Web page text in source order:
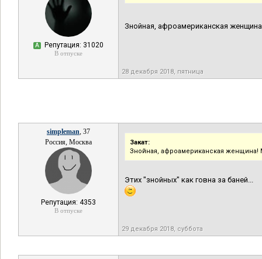
А Репутация: 31020
В отпуске
Знойная, афроамериканская
28 декабря 2018, пятница
simpleman, 37
Россия, Москва
Репутация: 4353
В отпуске
Закат:
Знойная, афроамериканская женщина!
Этих "знойных" как говна за баней...
29 декабря 2018, суббота